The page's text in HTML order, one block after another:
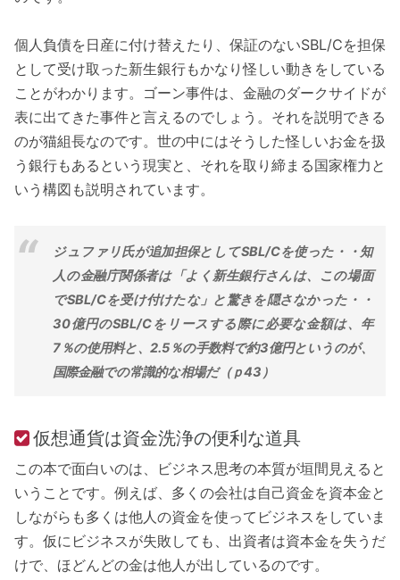
個人負債を日産に付け替えたり、保証のないSBL/Cを担保
として受け取った新生銀行もかなり怪しい動きをしている
ことがわかります。ゴーン事件は、金融のダークサイドが
表に出てきた事件と言えるのでしょう。それを説明できる
のが猫組長なのです。世の中にはそうした怪しいお金を扱
う銀行もあるという現実と、それを取り締まる国家権力と
いう構図も説明されています。
ジュファリ氏が追加担保としてSBL/Cを使った・・知
人の金融庁関係者は「よく新生銀行さんは、この場面
でSBL/Cを受け付けたな」と驚きを隠さなかった・・
30億円のSBL/Cをリースする際に必要な金額は、年
7％の使用料と、2.5％の手数料で約3億円というのが、
国際金融での常識的な相場だ（ｐ43）
仮想通貨は資金洗浄の便利な道具
この本で面白いのは、ビジネス思考の本質が垣間見えると
いうことです。例えば、多くの会社は自己資金を資本金と
しながらも多くは他人の資金を使ってビジネスをしていま
す。仮にビジネスが失敗しても、出資者は資本金を失うだ
けで、ほどんどの金は他人が出しているのです。